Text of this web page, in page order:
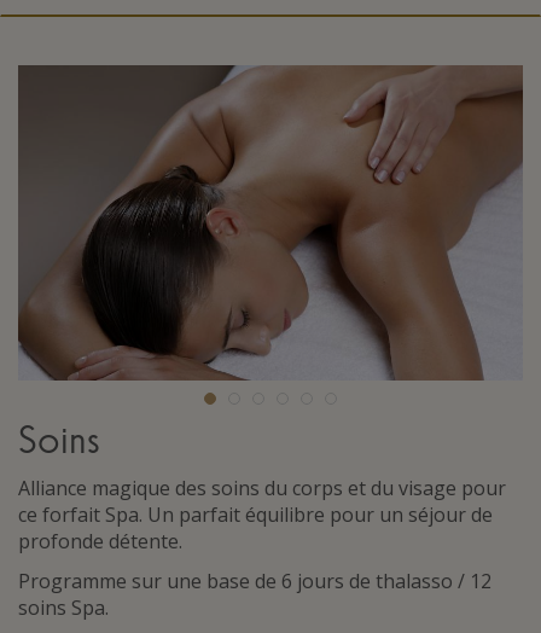
Soins
Alliance magique des soins du corps et du visage pour
ce forfait Spa. Un parfait équilibre pour un séjour de
profonde détente.
Programme sur une base de 6 jours de thalasso / 12
soins Spa.